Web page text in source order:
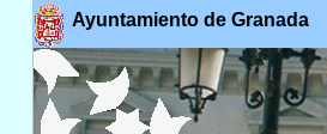
Ayuntamiento de Granada